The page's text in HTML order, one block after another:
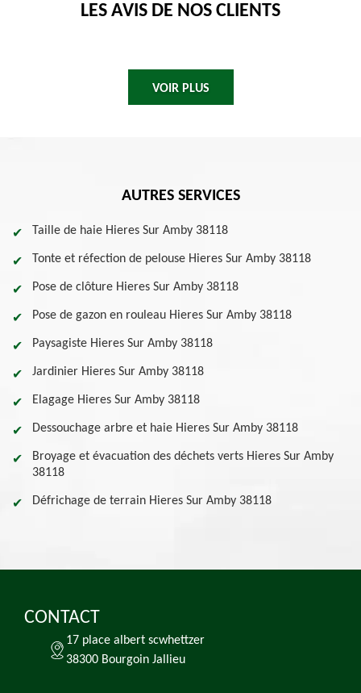
LES AVIS DE NOS CLIENTS
VOIR PLUS
AUTRES SERVICES
Taille de haie Hieres Sur Amby 38118
Tonte et réfection de pelouse Hieres Sur Amby 38118
Pose de clôture Hieres Sur Amby 38118
Pose de gazon en rouleau Hieres Sur Amby 38118
Paysagiste Hieres Sur Amby 38118
Jardinier Hieres Sur Amby 38118
Elagage Hieres Sur Amby 38118
Dessouchage arbre et haie Hieres Sur Amby 38118
Broyage et évacuation des déchets verts Hieres Sur Amby
38118
Défrichage de terrain Hieres Sur Amby 38118
CONTACT
17 place albert scwhettzer
38300 Bourgoin Jallieu